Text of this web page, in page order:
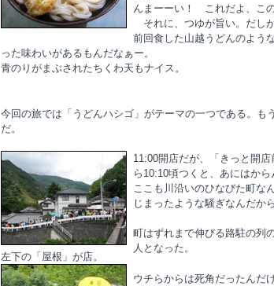
んまーーい！ これだよ、こ
それに、つゆが旨い。だし
前回食した山越うどんのよう
った味わいがあるもんだなぁー。
青のりがまぶされたちくわ天もナイス。
今回の旅では「うどんハシゴ」がテーマの一つである。も
だ。
左下の「屋根」が店。
11:00開店だが、「きっと開
ら10:10頃つくと、あにはから
ここも川沿いのひなびた町な
じまったような騒ぎなんだか
町はずれまで伸びる路駐の列
人となった。
ウチらからは死角だったんだ